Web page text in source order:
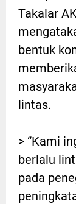
Takalar
bentuk
lintas.
> “Kami
berlalu
pada